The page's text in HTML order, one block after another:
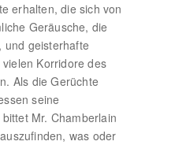
erhalten, die sich von
Geräusche, die
und geisterhafte
Korridore des
Als die Gerüchte
seine
Mr. Chamberlain
was oder